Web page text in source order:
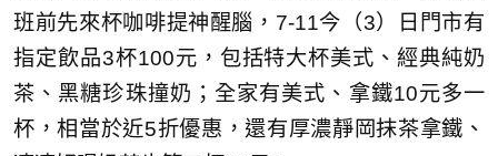
班前先來杯咖啡提神醒腦，7-11今（3）日門市有
指定飲品3杯100元，包括特大杯美式、經典純奶
茶、黑糖珍珠撞奶；全家有美式、拿鐵10元多一
杯，相當於近5折優惠，還有厚濃靜岡抹茶拿鐵、